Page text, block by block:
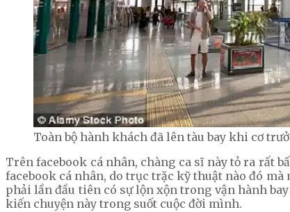
Toàn bộ hành khách đã lên tàu bay khi cơ
Trên facebook cá nhân, chàng ca sĩ này tỏ ra rất
facebook cá nhân, do trục trặc kỹ thuật nào đó
phải lần đầu tiên có sự lộn xộn trong vận hành
kiến chuyện này trong suốt cuộc đời mình.